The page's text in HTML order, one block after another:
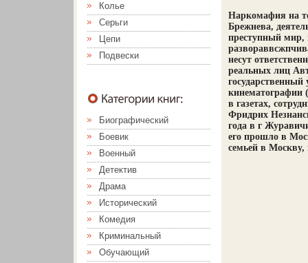
Колье
Серьги
Цепи
Подвески
Биографический
Боевик
Военный
Детектив
Драма
Исторический
Комедия
Криминальный
Обучающий
Наркомафия на
Брежнева,
преступный мир,
несут
реальных лиц
кинематографии
в газетах,
Фридрих
года в г
его прошло в
семьей в